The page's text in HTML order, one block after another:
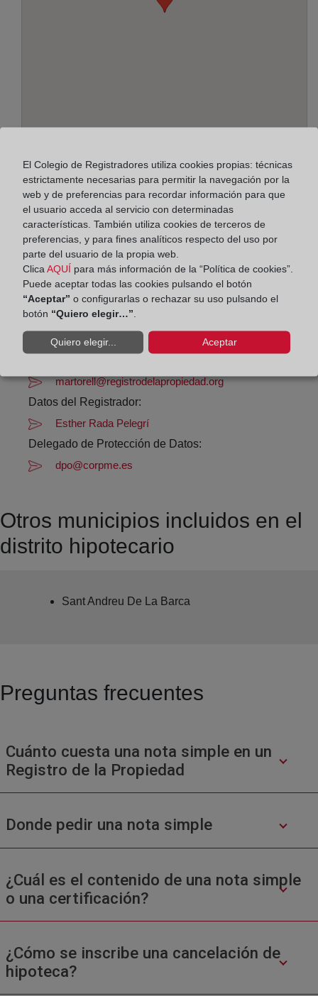
Ausias March, esq. Verge del Tiscar, s/n, 8760
Horario:
De lunes a viernes de 09:00 a 17:00 horas
Agosto: De lunes a viernes de 09:00 a 14:00 horas
Los días 24 y 31 de diciembre de 09:00 a 14:00
horas
Datos de contacto:
93 776 62 61
martorell@registrodelapropiedad.org
Datos del Registrador:
Esther Rada Pelegrí
Delegado de Protección de Datos:
dpo@corpme.es
Otros municipios incluidos en el
distrito hipotecario
Sant Andreu De La Barca
Preguntas frecuentes
Cuánto cuesta una nota simple en un
Registro de la Propiedad
Donde pedir una nota simple
¿Cuál es el contenido de una nota simple
o una certificación?
¿Cómo se inscribe una cancelación de
hipoteca?
El Colegio de Registradores utiliza cookies propias: técnicas
estrictamente necesarias para permitir la navegación por la
web y de preferencias para recordar información para que
el usuario acceda al servicio con determinadas
características. También utiliza cookies de terceros de
preferencias, y para fines analíticos respecto del uso por
parte del usuario de la propia web.
Clica AQUÍ para más información de la “Política de cookies”.
Puede aceptar todas las cookies pulsando el botón
“Aceptar” o configurarlas o rechazar su uso pulsando el
botón “Quiero elegir…”
Quiero elegir... Aceptar